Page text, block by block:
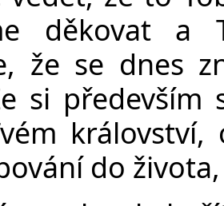
děkovat a
že se dnes
si
do